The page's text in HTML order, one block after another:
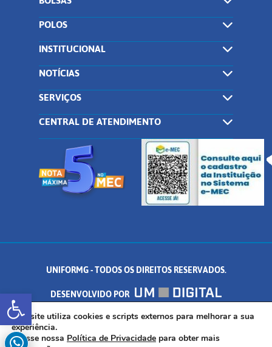
Abrir a barra de ferramentas
POLOS
INSTITUCIONAL
NOTÍCIAS
SERVIÇOS
CENTRAL DE ATENDIMENTO
UNIFORMG - TODOS OS DIREITOS RESERVADOS.
DESENVOLVIDO POR
AV. DR. ARNALDO DE SENNA, 328 - PALMEIRAS, FORMIGA/MG - CEP:
35.574.530
Este site utiliza cookies e scripts externos para melhorar a sua
experiência.
Acesse nossa Política de Privacidade para obter mais